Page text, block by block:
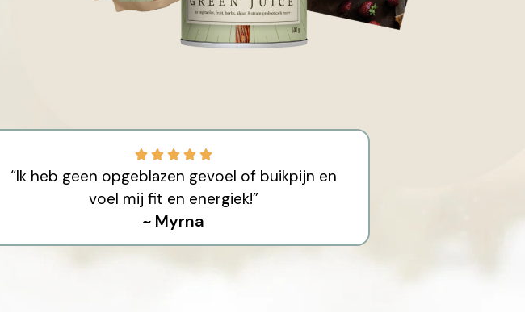
“Ik heb geen opgeblazen gevoel of buikpijn en
voel mij fit en energiek!”
~ Myrna